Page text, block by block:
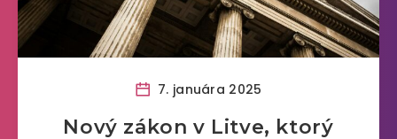
7. januára 2025
Nový zákon v Litve, ktorý